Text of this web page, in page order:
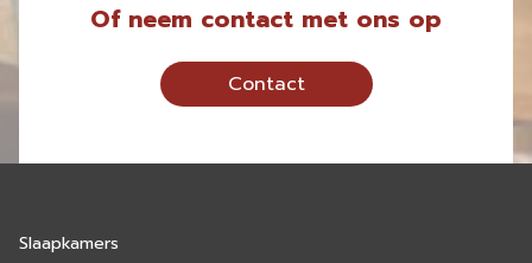
Of neem contact met ons op
Contact
Slaapkamers